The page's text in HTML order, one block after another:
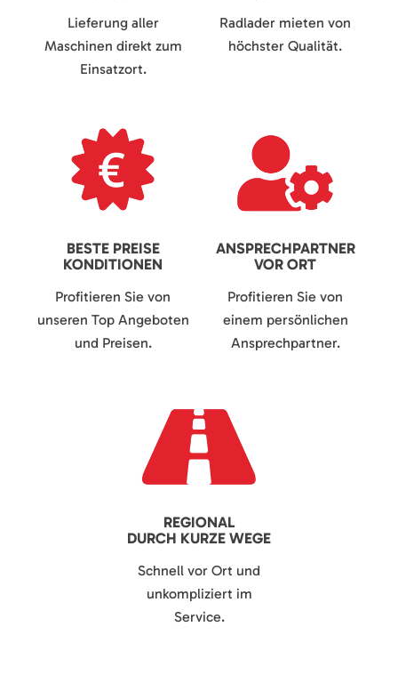
Lieferung aller
Maschinen direkt zum
Einsatzort.
Radlader mieten von
höchster Qualität.
BESTE PREISE
KONDITIONEN
Profitieren Sie von
unseren Top Angeboten
und Preisen.
ANSPRECHPARTNER
VOR ORT
Profitieren Sie von
einem persönlichen
Ansprechpartner.
REGIONAL
DURCH KURZE WEGE
Schnell vor Ort und
unkompliziert im
Service.